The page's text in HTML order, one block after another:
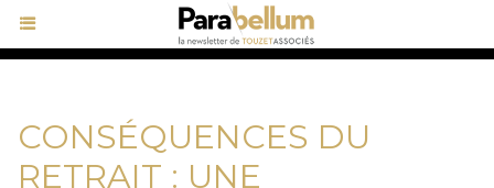
CONSÉQUENCES DU
RETRAIT : UNE